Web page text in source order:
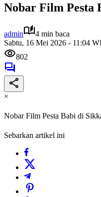
Nobar Film Pesta
admin
4 min baca
Sabtu, 16 Mei 2026 - 11:04
802
×
Nobar Film Pesta Babi di
Sebarkan artikel ini